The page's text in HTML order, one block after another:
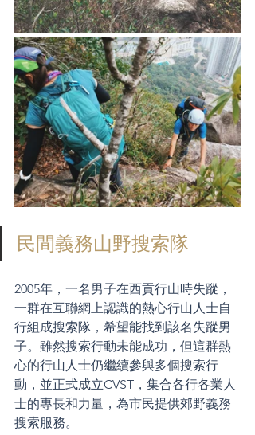
民間義務山野搜索隊
2005年，一名男子在西貢行山時失蹤，
一群在互聯網上認識的熱心行山人士自
行組成搜索隊，希望能找到該名失蹤男
子。雖然搜索行動未能成功，但這群熱
心的行山人士仍繼續參與多個搜索行
動，並正式成立CVST，集合各行各業人
士的專長和力量，為市民提供郊野義務
搜索服務。